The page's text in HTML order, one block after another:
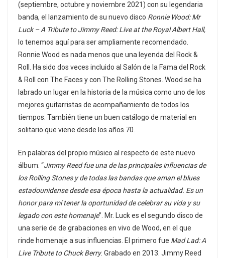
(septiembre, octubre y noviembre 2021) con su legendaria
banda, el lanzamiento de su nuevo disco Ronnie Wood: Mr
Luck – A Tribute to Jimmy Reed: Live at the Royal Albert Hall,
lo tenemos aquí para ser ampliamente recomendado.
Ronnie Wood es nada menos que una leyenda del Rock &
Roll. Ha sido dos veces incluido al Salón de la Fama del Rock
& Roll con The Faces y con The Rolling Stones. Wood se ha
labrado un lugar en la historia de la música como uno de los
mejores guitarristas de acompañamiento de todos los
tiempos. También tiene un buen catálogo de material en
solitario que viene desde los años 70.
En palabras del propio músico al respecto de este nuevo
álbum: “Jimmy Reed fue una de las principales influencias de
los Rolling Stones y de todas las bandas que aman el blues
estadounidense desde esa época hasta la actualidad. Es un
honor para mí tener la oportunidad de celebrar su vida y su
legado con este homenaje”. Mr. Luck es el segundo disco de
una serie de de grabaciones en vivo de Wood, en el que
rinde homenaje a sus influencias. El primero fue Mad Lad: A
Live Tribute to Chuck Berry. Grabado en 2013. Jimmy Reed